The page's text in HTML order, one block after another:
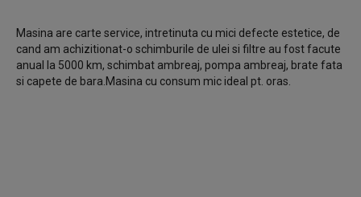
Masina are carte service, intretinuta cu mici defecte estetice, de
cand am achizitionat-o schimburile de ulei si filtre au fost facute
anual la 5000 km, schimbat ambreaj, pompa ambreaj, brate fata
si capete de bara.Masina cu consum mic ideal pt. oras.